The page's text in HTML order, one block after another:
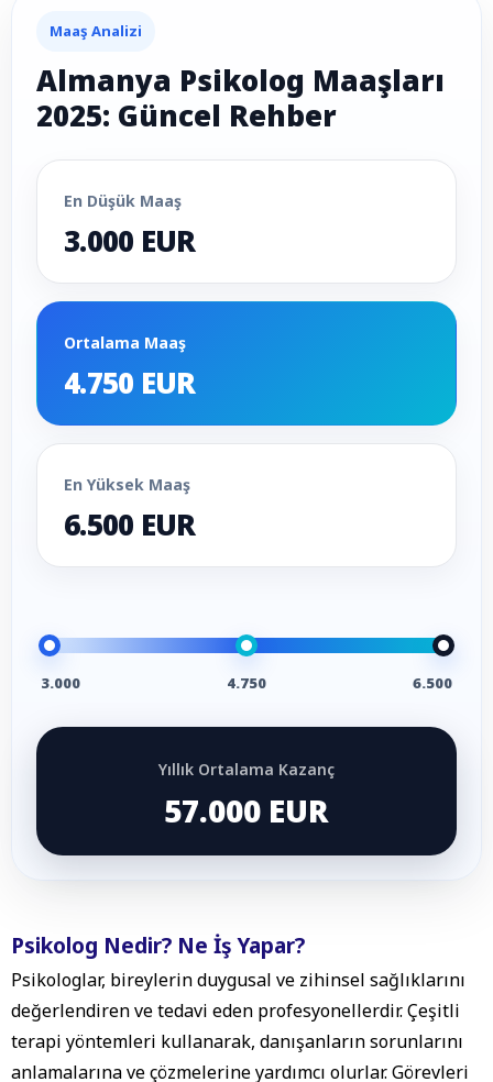
Maaş Analizi
Almanya Psikolog Maaşları
2025: Güncel Rehber
En Düşük Maaş
3.000 EUR
Ortalama Maaş
4.750 EUR
En Yüksek Maaş
6.500 EUR
3.000 4.750 6.500
Yıllık Ortalama Kazanç
57.000 EUR
Psikolog Nedir? Ne İş Yapar?
Psikologlar, bireylerin duygusal ve zihinsel sağlıklarını
değerlendiren ve tedavi eden profesyonellerdir. Çeşitli
terapi yöntemleri kullanarak, danışanların sorunlarını
anlamalarına ve çözmelerine yardımcı olurlar. Görevleri